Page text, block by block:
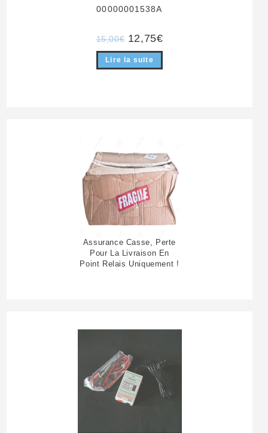
00000001538A
15,00€ Le
prix
initial
était :
15,00€.
12,75€Le
actuel
12,75€.
Lire la suite
Assurance Casse, Perte
Pour La Livraison En
Point Relais Uniquement !